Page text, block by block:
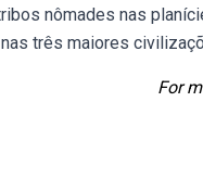
nômades nas
três maiores
For